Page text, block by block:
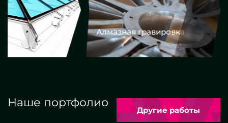
Алмазная гравировка
Наше портфолио
Другие работы